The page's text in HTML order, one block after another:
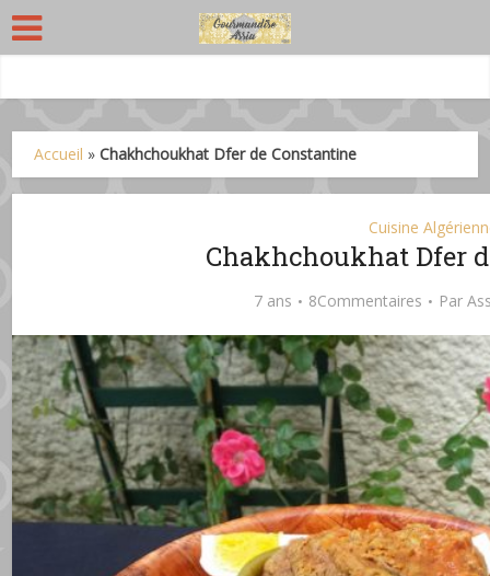
Accueil »Chakhchoukhat Dfer de Constantine
Cuisine
Chakhchoukhat Dfer
7 ans 8Commentaires Par